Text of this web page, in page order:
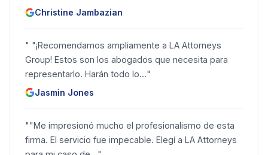
Christine Jambazian
" "¡Recomendamos ampliamente a LA Attorneys
Group! Estos son los abogados que necesita para
representarlo. Harán todo lo..."
Jasmin Jones
""Me impresionó mucho el profesionalismo de esta
firma. El servicio fue impecable. Elegí a LA Attorneys